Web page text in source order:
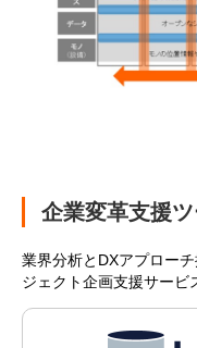
企業変革支援
業界分析とDXアプロー
ジェクト企画支援サービ